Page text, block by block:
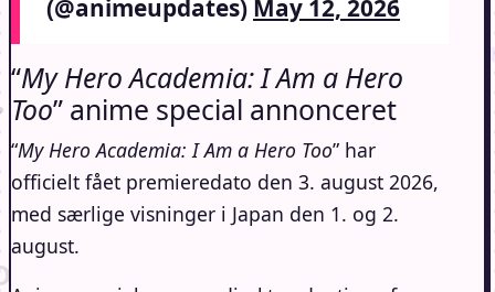
(@animeupdates) May 12, 2026
“My Hero Academia: I Am a Hero
Too” anime special annonceret
“My Hero Academia: I Am a Hero Too” har
officielt fået premieredato den 3. august 2026,
med særlige visninger i Japan den 1. og 2.
august.